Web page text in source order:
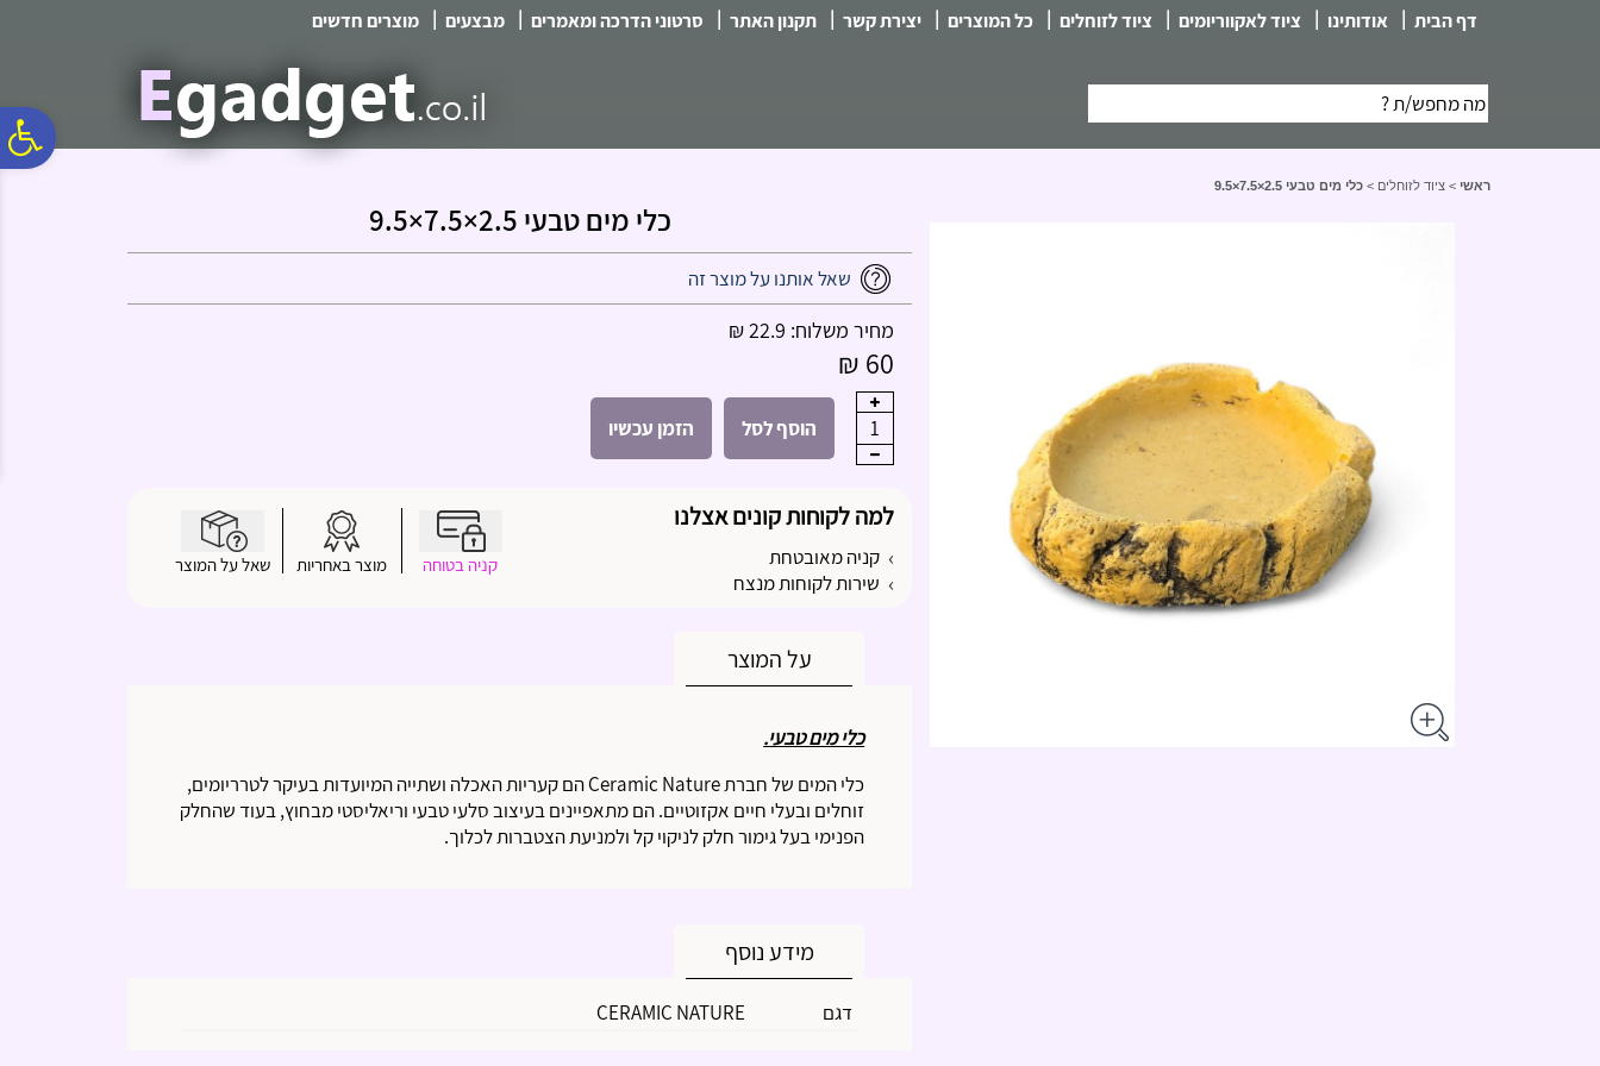
דף הבית | אודותינו | ציוד לאקווריומים | ציוד לזוחלים | כל המוצרים | יצירת קשר | תקנון האתר | סרטוני הדרכה ומאמרים | מבצעים | מוצרים חדשים
ראשי > ציוד לזוחלים > כלי מים טבעי 2.5×7.5×9.5
כלי מים טבעי 2.5×7.5×9.5
שאל אותנו על מוצר זה
מחיר משלוח: 22.9 ₪
60 ₪
1 הוסף לסל הזמן עכשיו
למה לקוחות קונים אצלנו
קניה מאובטחת
שירות לקוחות מנצח
קניה בטוחה מוצר באחריות שאל על המוצר
על המוצר
כלי מים טבעי.
כלי המים של חברת Ceramic Nature הם קעריות האכלה ושתייה המיועדות בעיקר לטרריומים,
זוחלים ובעלי חיים אקזוטיים. הם מתאפיינים בעיצוב סלעי טבעי וריאליסטי מבחוץ, בעוד שהחלק
הפנימי בעל גימור חלק לניקוי קל ולמניעת הצטברות לכלוך.
מידע נוסף
דגם CERAMIC NATURE